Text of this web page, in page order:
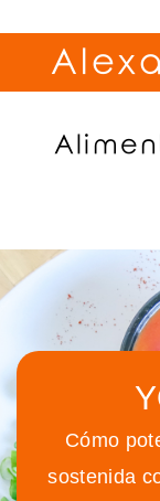
Cómo
sostenida